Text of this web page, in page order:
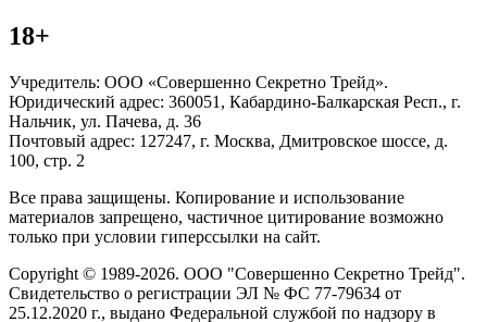
18+
Учредитель: ООО «Совершенно Секретно Трейд».
Юридический адрес: 360051, Кабардино-Балкарская Респ., г.
Нальчик, ул. Пачева, д. 36
Почтовый адрес: 127247, г. Москва, Дмитровское шоссе, д.
100, стр. 2
Все права защищены. Копирование и использование
материалов запрещено, частичное цитирование возможно
только при условии гиперссылки на сайт.
Copyright © 1989-2026. ООО "Совершенно Секретно Трейд".
Свидетельство о регистрации ЭЛ № ФС 77-79634 от
25.12.2020 г., выдано Федеральной службой по надзору в